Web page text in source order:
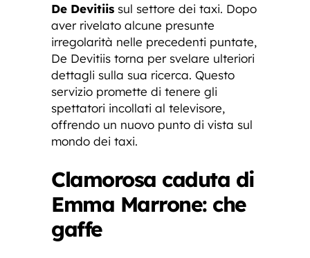
De Devitiis sul settore dei taxi. Dopo
aver rivelato alcune presunte
irregolarità nelle precedenti puntate,
De Devitiis torna per svelare ulteriori
dettagli sulla sua ricerca. Questo
servizio promette di tenere gli
spettatori incollati al televisore,
offrendo un nuovo punto di vista sul
mondo dei taxi.
Clamorosa caduta di
Emma Marrone: che
gaffe